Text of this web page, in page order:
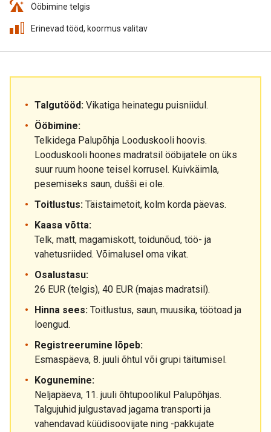
Ööbimine telgis
Erinevad tööd, koormus valitav
Talgutööd: Vikatiga heinategu puisniidul.
Ööbimine:
Telkidega Palupõhja Looduskooli hoovis.
Looduskooli hoones madratsil ööbijatele on üks
suur ruum hoone teisel korrusel. Kuivkäimla,
pesemiseks saun, dušši ei ole.
Toitlustus: Täistaimetoit, kolm korda päevas.
Kaasa võtta:
Telk, matt, magamiskott, toidunõud, töö- ja
vahetusriided. Võimalusel oma vikat.
Osalustasu:
26 EUR (telgis), 40 EUR (majas madratsil).
Hinna sees: Toitlustus, saun, muusika, töötoad ja
loengud.
Registreerumine lõpeb:
Esmaspäeva, 8. juuli õhtul või grupi täitumisel.
Kogunemine:
Neljapäeva, 11. juuli õhtupoolikul Palupõhjas.
Talgujuhid julgustavad jagama transporti ja
vahendavad küüdisoovijate ning -pakkujate